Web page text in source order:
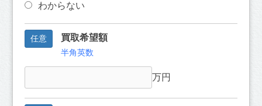
わからない
任意 買取希望額
半角英数
万円